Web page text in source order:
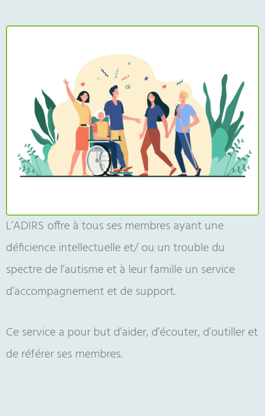
L’ADIRS offre à tous ses membres ayant une
déficience intellectuelle et/ ou un trouble du
spectre de l’autisme et à leur famille un service
d’accompagnement et de support.
Ce service a pour but d’aider, d’écouter, d’outiller et
de référer ses membres.